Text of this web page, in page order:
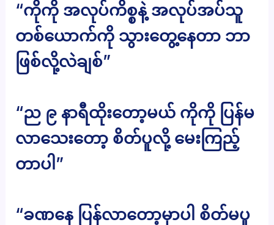
“ကိုကို အလုပ်ကိစ္စနဲ့ အလုပ်အပ်သူ
တစ်ယောက်ကို သွားတွေ့နေတာ ဘာ
ဖြစ်လို့လဲချစ်”
“ည ၉ နာရီထိုးတော့မယ် ကိုကို ပြန်မ
လာသေးတော့ စိတ်ပူလို့ မေးကြည့်
တာပါ”
“ခဏနေ ပြန်လာတော့မှာပါ စိတ်မပူ